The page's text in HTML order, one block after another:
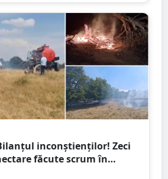
inconștienților! Zeci
făcute scrum în